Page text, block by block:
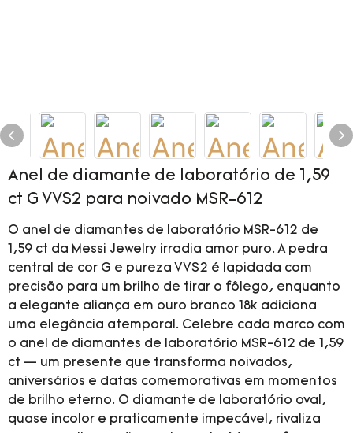
Anel de diamante de laboratório de 1,59
ct G VVS2 para noivado MSR-612
O anel de diamantes de laboratório MSR-612 de
1,59 ct da Messi Jewelry irradia amor puro. A pedra
central de cor G e pureza VVS2 é lapidada com
precisão para um brilho de tirar o fôlego, enquanto
a elegante aliança em ouro branco 18k adiciona
uma elegância atemporal. Celebre cada marco com
o anel de diamantes de laboratório MSR-612 de 1,59
ct — um presente que transforma noivados,
aniversários e datas comemorativas em momentos
de brilho eterno. O diamante de laboratório oval,
quase incolor e praticamente impecável, rivaliza